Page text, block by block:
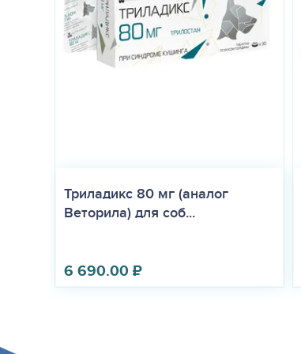
Триладикс 80 мг (аналог
Веторила) для соб...
6 690.00₽